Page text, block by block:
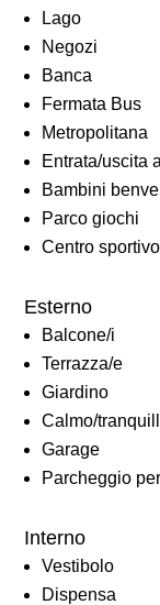
Lago
Negozi
Banca
Fermata Bus
Metropolitana
Entrata/uscita
Bambini
Parco giochi
Centro sportivo
Esterno
Balcone/i
Terrazza/e
Giardino
Calmo/
Garage
Parcheggio
Interno
Vestibolo
Dispensa